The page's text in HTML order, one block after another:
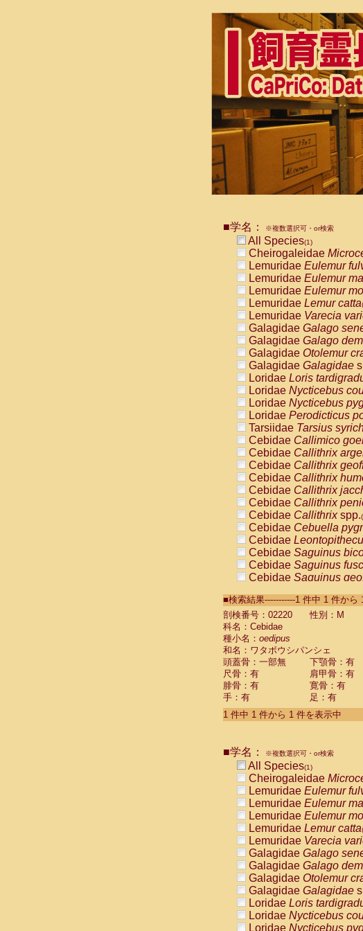
■学名： ※複数選択可・or検索
All Species(1)
Cheirogaleidae
Lemuridae Eulemur
Lemuridae Eulemur
Lemuridae Eulemur
Lemuridae Lemur catta
Lemuridae Varecia
Galagidae Galago
Galagidae Galago
Galagidae Otolemur
Galagidae Galagidae
Loridae Loris
Loridae Nycticebus
Loridae Nycticebus
Loridae Perodicticus
Tarsiidae Tarsius
Cebidae Callimico
Cebidae Callithrix
Cebidae Callithrix
Cebidae Callithrix
Cebidae Callithrix
Cebidae Callithrix
Cebidae Callithrixspp.
Cebidae Cebuella
Cebidae
Cebidae Saguinus
Cebidae Saguinus
Cebidae Saguinus
CebidaeSaguinus
Cebidae Saguinus
Cebidae
Cebidae
CebidaeSaguinus
Cebidae Saguinus
Cebidae Saguinus
Cebidae Saguinusspp.
Cebidae Aotus
Cebidae Cebus
CebidaeCebus
CebidaeCebus
CebidaeSaimiri
CebidaeSaimiri
AtelidaeAlouatta
AtelidaeAlouatta fusca
AtelidaeAlouatta
AtelidaeAlouattaspp.
AtelidaeAteles
AtelidaeAteles
AtelidaeAteles
AtelidaeAtelesspp.(0)
Atelidae Lagothrix
AtelidaeLagothrix
PitheciidaeCacajao
■検索結果-----------1 件中 1 件から
剖検番号：02220
性別：M
科名：Cebidae
種小名： oedipus
和名：ワタボウシパンシェ
頭蓋骨：一部無
下顎骨：有
尺骨：有
肩甲骨：有
腓骨：有
寛骨：有
手：有
足：有
1 件中 1 件から 1 件を表示中
■学名： ※複数選択可・or検索
All Species(1)
Cheirogaleidae
Lemuridae Eulemur
Lemuridae Eulemur
Lemuridae Eulemur
Lemuridae Lemur catta
Lemuridae Varecia
Galagidae Galago
Galagidae Galago
Galagidae Otolemur
Galagidae Galagidae
Loridae Loris
Loridae Nycticebus
Loridae Nycticebus